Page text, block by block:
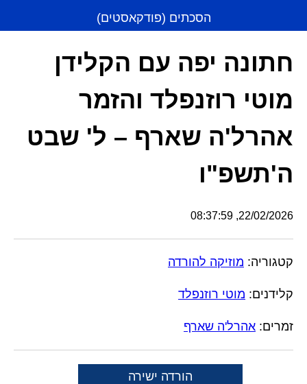
הסכתים (פודקאסטים)
חתונה יפה עם הקלידן
מוטי רוזנפלד והזמר
אהרל'ה שארף – ל' שבט
ה'תשפ"ו
22/02/2026, 08:37:59
קטגוריה: מוזיקה להורדה
קלידנים: מוטי רוזנפלד
זמרים: אהרל'ה שארף
הורדה ישירה